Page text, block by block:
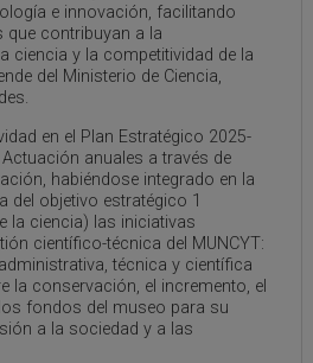
e innovación, facilitando
que contribuyan a la
ciencia y la competitividad de la
del Ministerio de Ciencia,
en el Plan Estratégico 2025-
anuales a través de
habiéndose integrado en la
del objetivo estratégico 1
la ciencia) las iniciativas
científico-técnica del MUNCYT:
técnica y científica
la conservación, el incremento, el
fondos del museo para su
a la sociedad y a las